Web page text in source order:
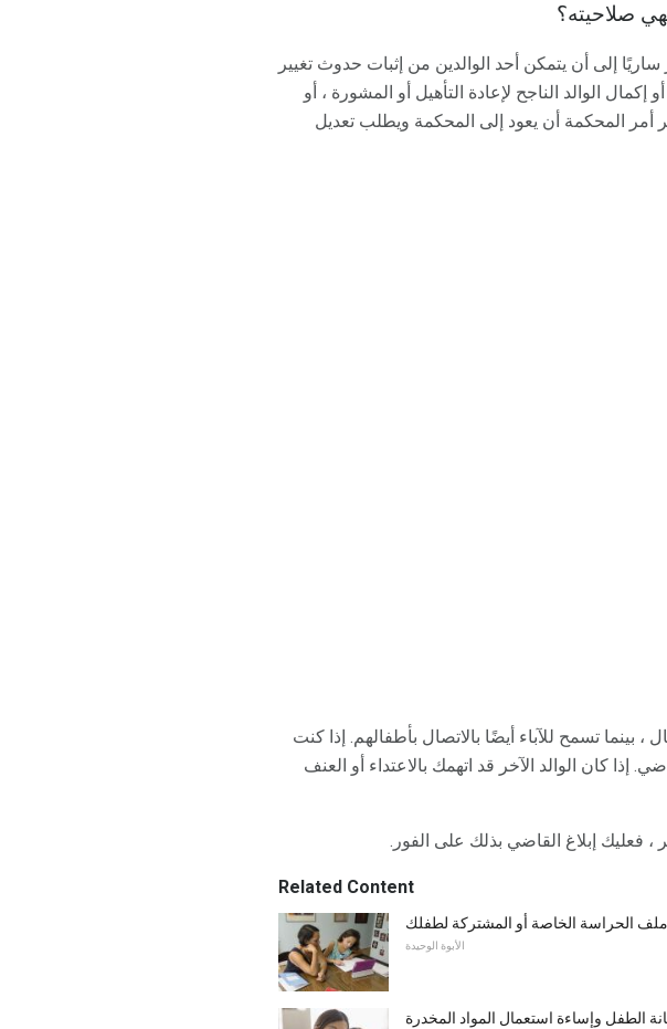
صلاحيته؟
إلى أن يتمكن أحد الوالدين من إثبات حدوث تغيير
الوالد الناجح لإعادة التأهيل أو المشورة ، أو
أمر المحكمة أن يعود إلى المحكمة ويطلب تعديل
بينما تسمح للآباء أيضًا بالاتصال بأطفالهم. إذا كنت
إذا كان الوالد الآخر قد اتهمك بالاعتداء أو العنف
، فعليك إبلاغ القاضي بذلك على الفور.
Related Content
ملف الحراسة الخاصة أو المشتركة لطفلك
الأبوة الوحيدة
الطفل وإساءة استعمال المواد المخدرة